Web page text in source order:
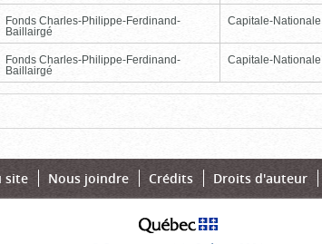
Fonds Charles-Philippe-Ferdinand-
Baillairgé
Capitale-Nationale
Fonds Charles-Philippe-Ferdinand-
Baillairgé
Capitale-Nationale
site Nous joindre Crédits Droits d'auteur